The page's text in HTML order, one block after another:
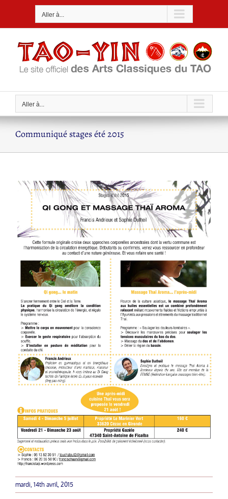
Aller à...
Aller à...
Communiqué stages été 2015
mardi, 14th avril, 2015